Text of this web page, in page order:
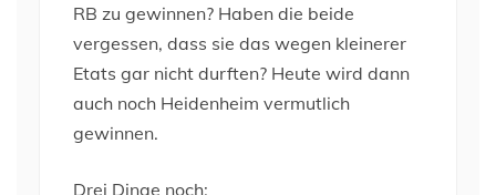
RB zu gewinnen? Haben die beide
vergessen, dass sie das wegen kleinerer
Etats gar nicht durften? Heute wird dann
auch noch Heidenheim vermutlich
gewinnen.
Drei Dinge noch: